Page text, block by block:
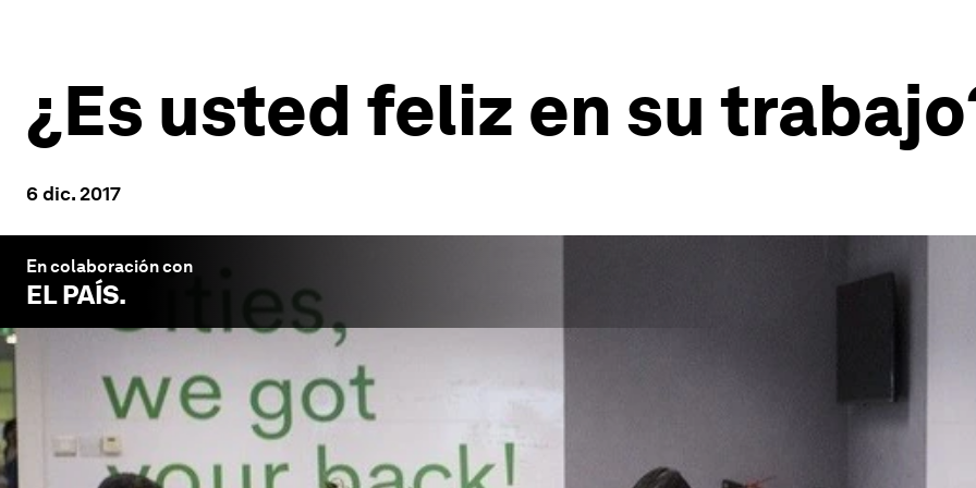
¿Es usted feliz en su
6 dic. 2017
En colaboración con
EL PAÍS.